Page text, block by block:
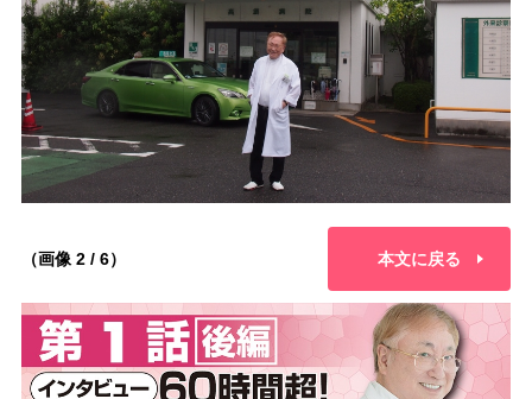
（画像 2 / 6） 本文に戻る